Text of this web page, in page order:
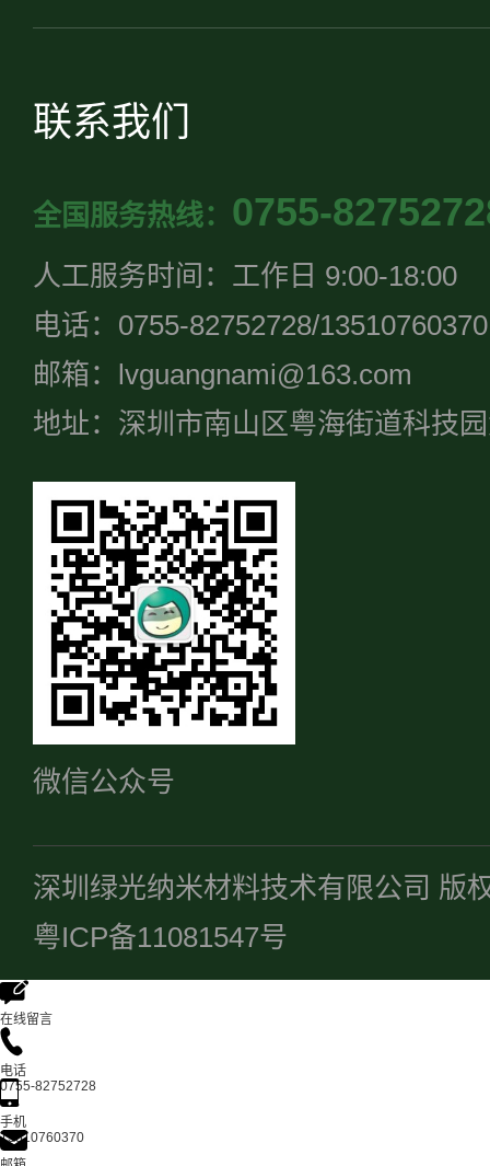
联系我们
全国服务热线： 0755-
人工服务时间：工作日 9:00-18:00
电话：0755-82752728/13510760370
邮箱：lvguangnami@163.com
地址：深圳市南山区粤海街道科技
微信公众号
深圳绿光纳米材料技术有限公司 版
粤ICP备11081547号
在线留言
电话
0755-82752728
手机
13510760370